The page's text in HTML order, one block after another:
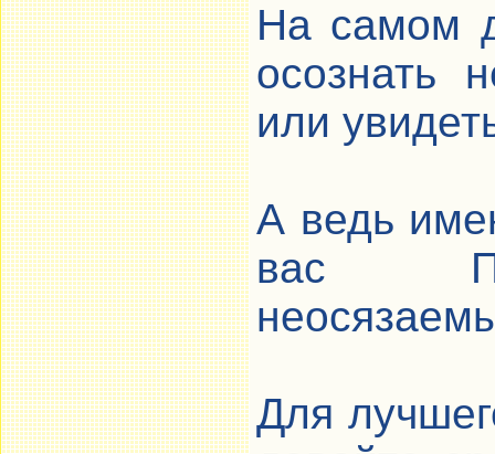
На самом
осознать
или
А ведь
вас
Для